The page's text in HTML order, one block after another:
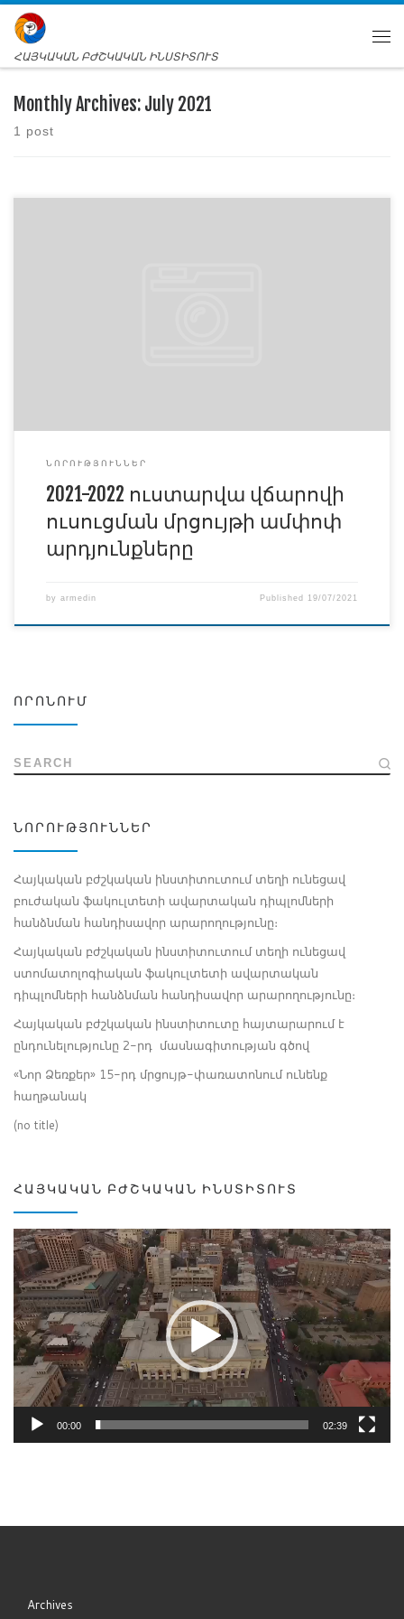
ՀԱՅԿԱԿԱՆ ԲԺՇԿԱԿԱՆ ԻՆՍՏԻՏՈՒՏ
Monthly Archives: July 2021
1 post
ՆՈՐՈՒԹՅՈՒՆՆԵՐ
2021-2022 ուստարվա վճարովի
ուսուցման մրցույթի ամփոփ
արդյունքները
by armedin Published 19/07/2021
ՈՐՈՆՈՒՄ
SEARCH
ՆՈՐՈՒԹՅՈՒՆՆԵՐ
Հայկական բժշկական ինստիտուտում տեղի ունեցավ
բուժական ֆակուլտետի ավարտական դիպլոմների
հանձնման հանդիսավոր արարողությունը։
Հայկական բժշկական ինստիտուտում տեղի ունեցավ
ստոմատոլոգիական ֆակուլտետի ավարտական
դիպլոմների հանձնման հանդիսավոր արարողությունը։
Հայկական բժշկական ինստիտուտը հայտարարում է
ընդունելությունը 2-րդ մասնագիտության գծով
«Նոր Ձեռքեր» 15-րդ մրցույթ-փառատոնում ունենք
հաղթանակ
(no title)
ՀԱՅԿԱԿԱՆ ԲԺՇԿԱԿԱՆ ԻՆՍՏԻՏՈՒՏ
Video
Player
00:00 02:39
Archives